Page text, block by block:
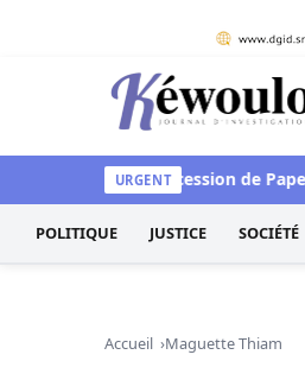
Aller au contenu
Kéwoulo, le premier
URGENT
Succession de Pape
POLITIQUE JUSTICE SOCIÉTÉ
Accueil Maguette Thiam